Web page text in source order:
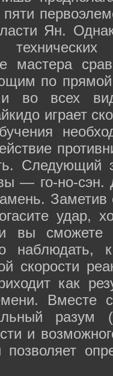
Ян.
мастера
по
во всех
играет
— го-но-
удар,
вы сможете
наблюдать,
скорости
как
Вместе
разум
и